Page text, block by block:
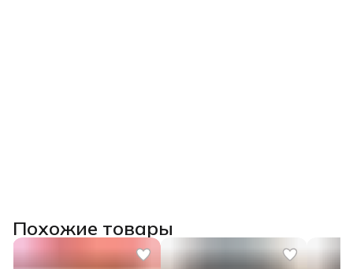
Похожие товары